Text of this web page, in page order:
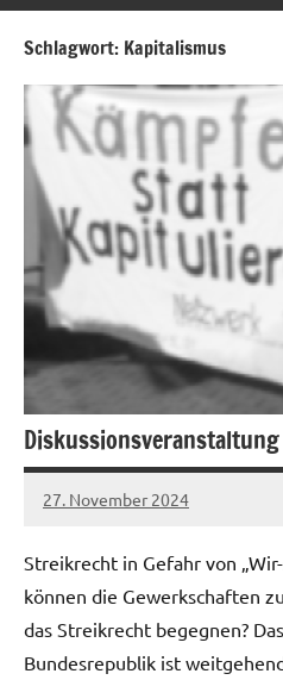
Schlagwort: Kapitalismus
27. November 2024
alexander
Streikrecht in Gefahr von
können die Gewerkschaften
das Streikrecht begegnen?
Bundesrepublik ist